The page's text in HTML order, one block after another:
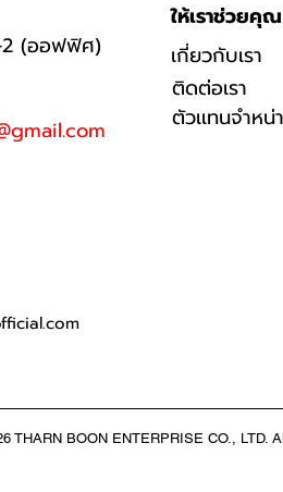
(ออฟฟิศ)
ให้เราช่วยคุณ
เกี่ยวกับเรา
ติดต่อเรา
ตัวเเทนจำหน่
THARN BOON ENTERPRISE CO., LTD.